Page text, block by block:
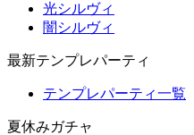
光シルヴィ
闇シルヴィ
最新テンプレパーティ
テンプレパーティ一覧
夏休みガチャ